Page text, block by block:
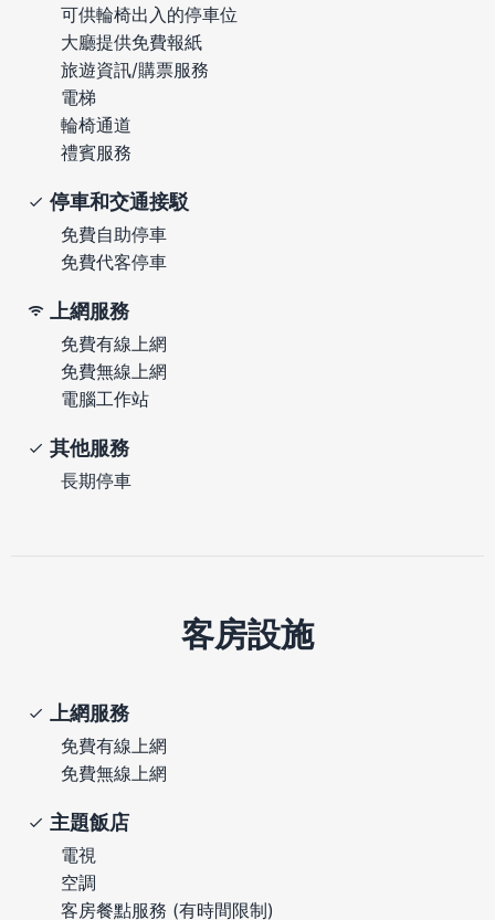
可供輪椅出入的停車位
大廳提供免費報紙
旅遊資訊/購票服務
電梯
輪椅通道
禮賓服務
停車和交通接駁
免費自助停車
免費代客停車
上網服務
免費有線上網
免費無線上網
電腦工作站
其他服務
長期停車
客房設施
上網服務
免費有線上網
免費無線上網
主題飯店
電視
空調
客房餐點服務 (有時間限制)